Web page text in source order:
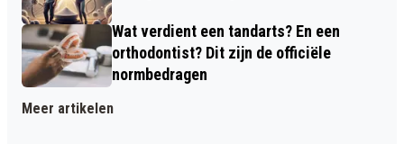
Wat verdient een tandarts? En een
orthodontist? Dit zijn de officiële
normbedragen
Meer artikelen